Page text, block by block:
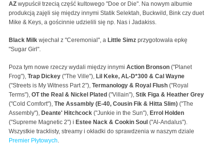
AZ wypuścił trzecią część kultowego "Doe or Die". Na nowym albumie
produkcją zajęli się między innymi Statik Selektah, Buckwild, Bink czy duet
Mike & Keys, a gościnnie udzielili się np. Nas i Jadakiss.
Black Milk wjechał z "Ceremonial", a Little Simz przygotowała epkę
"Sugar Girl".
Poza tym nowe rzeczy wydali między innymi Action Bronson ("Planet
Frog"), Trap Dickey ("The Ville"), Lil Keke, AL-D*300 & Cal Wayne
("Streets is My Witness Part 2"), Termanology & Royal Flush ("Royal
Terms"), OT the Real & Nickel Plated ("Villain"), Stik Figa & Heather Grey
("Cold Comfort"), The Assambly (E-40, Cousin Fik & Hitta Slim) ("The
Assembly"), Deante' Hitchcock ("Junkie in the Sun"), Errol Holden
("Supreme Magnetic 2") i Estee Nack & Cookin Soul ("Al-Andalus").
Wszystkie tracklisty, streamy i okładki do sprawdzenia w naszym dziale
Premier Płytowych.